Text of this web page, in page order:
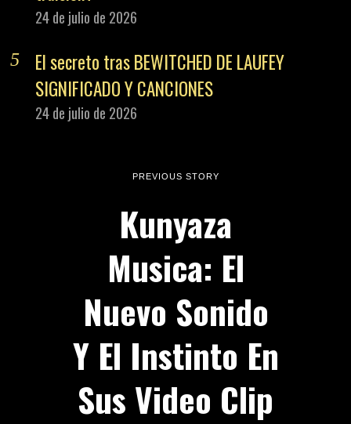
24 de julio de 2026
El secreto tras BEWITCHED DE LAUFEY
SIGNIFICADO Y CANCIONES
24 de julio de 2026
PREVIOUS STORY
Kunyaza
Musica: El
Nuevo Sonido
Y El Instinto En
Sus Video Clip